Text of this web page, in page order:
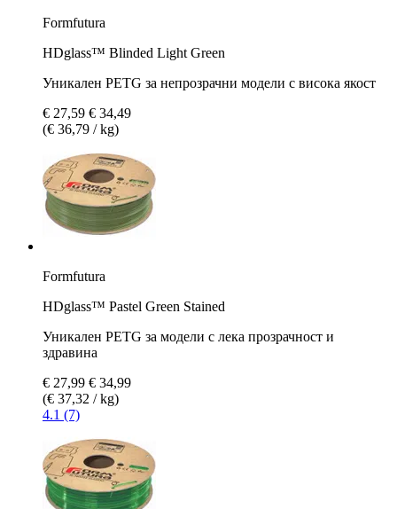
Formfutura
HDglass™ Blinded Light Green
Уникален PETG за непрозрачни модели с висока якост
€ 27,59 € 34,49
(€ 36,79 / kg)
Formfutura
HDglass™ Pastel Green Stained
Уникален PETG за модели с лека прозрачност и
здравина
€ 27,99 € 34,99
(€ 37,32 / kg)
4.1 (7)